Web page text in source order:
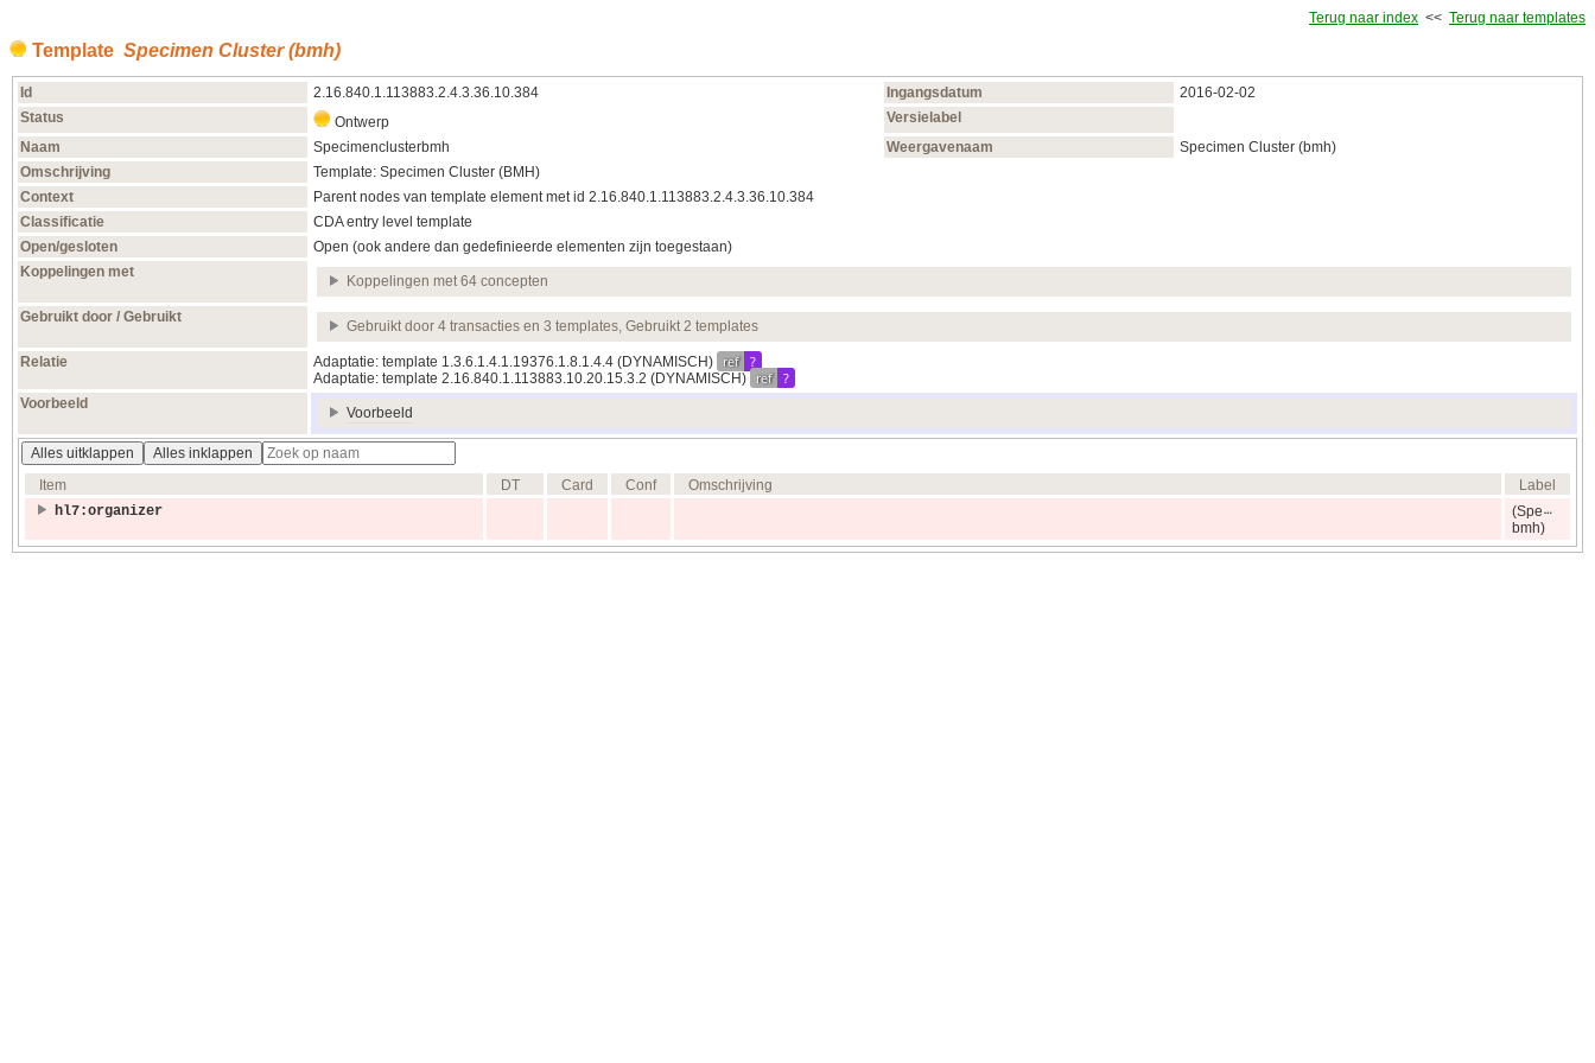
Terug naar index << Terug naar templates
Template Specimen Cluster (bmh)
Id 2.16.840.1.113883.2.4.3.36.10.384 Ingangsdatum
2016‑02‑02
Status
Ontwerp
Versielabel
Naam
Specimenclusterbmh Weergavenaam
Specimen Cluster (bmh)
Omschrijving
Template: Specimen Cluster (BMH)
Context
Parent nodes van template element met id 2.16.840.1.113883.2.4.3.36.10.384
Classificatie
CDA entry level template
Open/gesloten
Open (ook andere dan gedefinieerde elementen zijn toegestaan)
Koppelingen met
Koppelingen met 64 concepten
Gebruikt door / Gebruikt
Gebruikt door 4 transacties en 3 templates, Gebruikt 2 templates
Relatie Adaptatie: template 1.3.6.1.4.1.19376.1.8.1.4.4 (DYNAMISCH) ref ?
Adaptatie: template 2.16.840.1.113883.10.20.15.3.2 (DYNAMISCH) ref ?
Voorbeeld
Voorbeeld
Alles uitklappen
Alles inklappen
Item
DT Card Conf Omschrijving
Label
hl7:organizer
(Spe
bmh)